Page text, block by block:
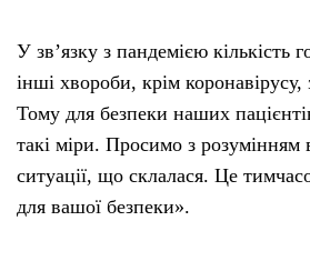
У зв’язку з пандемією кількість
інші хвороби, крім коронавірусу,
Тому для безпеки наших
такі міри. Просимо з розумінням
ситуації, що склалася. Це
для вашої безпеки».